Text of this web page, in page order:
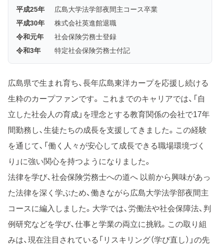
平成25年
広島大学法学部夜間主コース卒業
平成30年
株式会社英進館退職
令和元年
社会保険労務士登録
令和3年
特定社会保険労務士付記
広島県で生まれ育ち、長年広島東洋カープを応援し続ける
生粋のカープファンです。 これまでのキャリアでは、「自
立した社会人の育成」を理念とする教育関係の会社で17年
間勤務し、生徒たちの成長を支援してきました。この経験
を通じて、「働く人々が安心して成長できる職場環境づく
り」に強い関心を持つようになりました。
法律を学び、社会保険労務士への道へ 以前から興味があっ
た法律を深く学ぶため、働きながら広島大学法学部夜間主
コースに編入しました。大学では、労働法や社会保障法、判
例研究などを学び、仕事と学業の両立に挑戦。この取り組
みは、現在注目されている「リスキリング（学び直し）」の先